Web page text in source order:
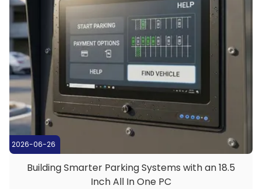
2026-06-26
Building Smarter Parking Systems with an 18.5
Inch All In One PC